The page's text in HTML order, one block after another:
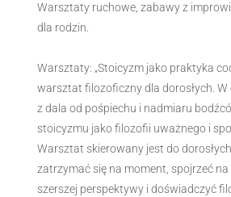
Warsztaty ruchowe, zabawy z
dla rodzin.
Warsztaty: „Stoicyzm jako praktyka
warsztat filozoficzny dla dorosłych. W
z dala od pośpiechu i nadmiaru
stoicyzmu jako filozofii uważnego i
Warsztat skierowany jest do
zatrzymać się na moment, spojrzeć na
szerszej perspektywy i doświadczyć